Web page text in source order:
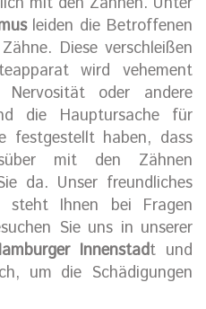
leiden die Betroffenen
Diese verschleißen
wird vehement
oder andere
die Hauptursache für
festgestellt haben, dass
mit den Zähnen
da. Unser freundliches
steht Ihnen bei Fragen
Sie uns in unserer
Innenstadt und
um die Schädigungen